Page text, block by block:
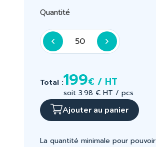
Quantité
Total :199€ / HT
soit 3.98 € HT / pcs
Ajouter au panier
La quantité minimale pour pouvoir